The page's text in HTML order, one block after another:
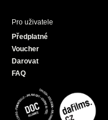
Pro uživatele
Předplatné
Voucher
Darovat
FAQ